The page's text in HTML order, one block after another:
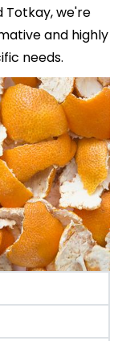
Totkay, we're
and highly
needs.